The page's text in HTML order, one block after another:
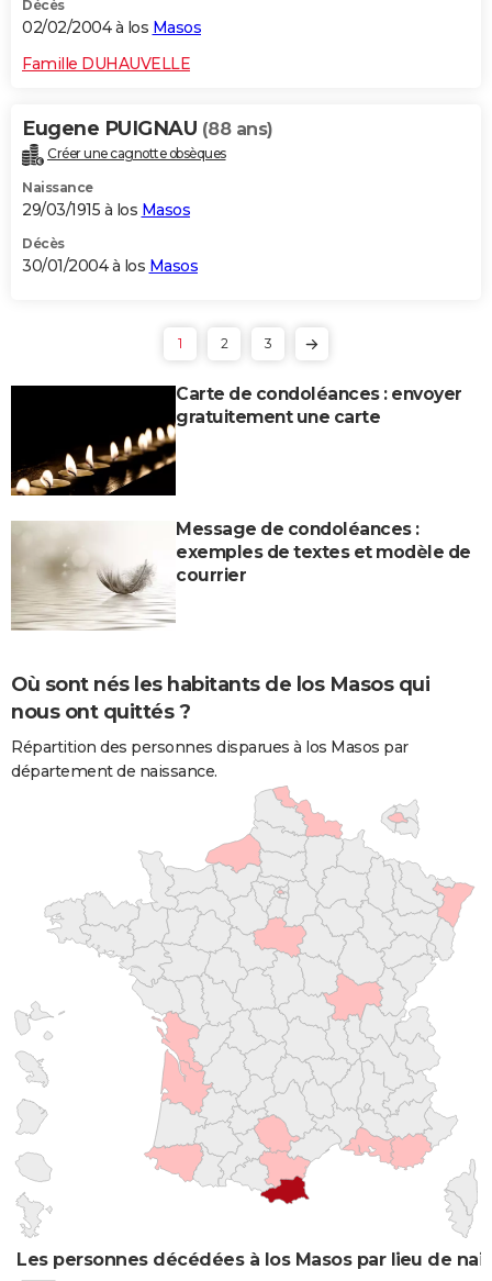
Décès
02/02/2004 à los Masos
Famille DUHAUVELLE
Eugene PUIGNAU (88 ans)
Créer une cagnotte obsèques
Naissance
29/03/1915 à los Masos
Décès
30/01/2004 à los Masos
1 2 3
Carte de condoléances : envoyer
gratuitement une carte
Message de condoléances :
exemples de textes et modèle de
courrier
Où sont nés les habitants de los Masos qui
nous ont quittés ?
Répartition des personnes disparues à los Masos par
département de naissance.
Les personnes décédées à los Masos par lieu de